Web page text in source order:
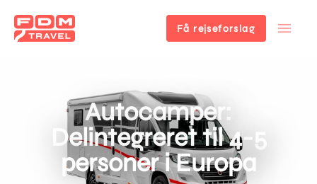
Få rejseforslag
Autocamper:
Delintegreret til 4-5
personer i Europa